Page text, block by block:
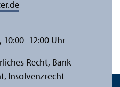
10:00–12:00 Uhr